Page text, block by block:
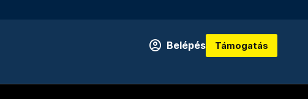
Belépés Támogatás